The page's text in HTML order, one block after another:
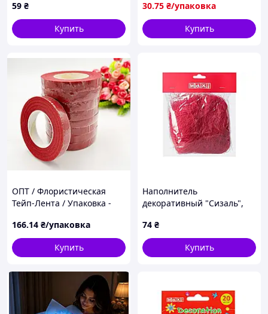
59 ₴
Купить
30.75 ₴/упаковка
Купить
ОПТ / Флористическая
Тейп-Лента / Упаковка -
Тёмно-красный
166.14 ₴/упаковка
Купить
Наполнитель
декоративный "Сизаль",
74 ₴
Купить